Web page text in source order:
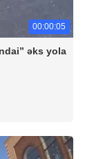
00:00:05
əks yola